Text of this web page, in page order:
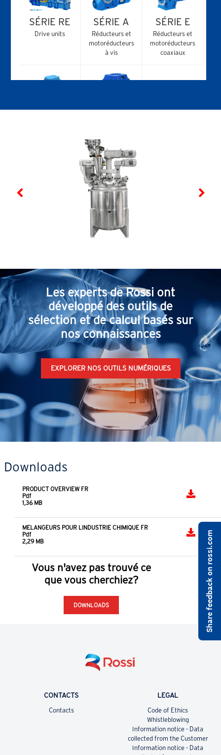
SÉRIE RE
Drive units
SÉRIE A
Réducteurs et
motoréducteurs
à vis
SÉRIE E
Réducteurs et
motoréducteurs
coaxiaux
SÉRIE TX
Les experts de Rossi ont
développé des outils de
sélection et de calcul basés sur
nos connaissances
EXPLORER NOS OUTILS NUMÉRIQUES
Downloads
PRODUCT OVERVIEW FR
Pdf
1,36 MB
MELANGEURS POUR LINDUSTRIE CHIMIQUE FR
Pdf
2,29 MB
Vous n'avez pas trouvé ce
que vous cherchiez?
DOWNLOADS
CONTACTS
Contacts
LEGAL
Code of Ethics
Whistleblowing
Information notice - Data
collected from the Customer
Information notice - Data
Share feedback on rossi.com